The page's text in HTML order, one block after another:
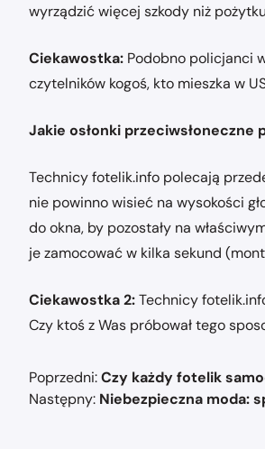
wyrządzić więcej szkody niż
Ciekawostka: Podobno policjanci
czytelników kogoś, kto mieszka w
Jakie osłonki
Technicy fotelik.info polecają
nie powinno wisieć na wysokości
do okna, by pozostały na
je zamocować w kilka sekund
Ciekawostka 2:Technicy
Czy ktoś z Was próbował tego
Nawigacja
wpisu
Poprzedni:Czy każdy fotelik
Następny: Niebezpieczna moda: